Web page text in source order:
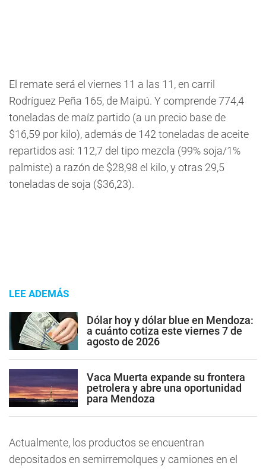
El remate será el viernes 11 a las 11, en carril
Rodríguez Peña 165, de Maipú. Y comprende 774,4
toneladas de maíz partido (a un precio base de
$16,59 por kilo), además de 142 toneladas de aceite
repartidos así: 112,7 del tipo mezcla (99% soja/1%
palmiste) a razón de $28,98 el kilo, y otras 29,5
toneladas de soja ($36,23).
LEE ADEMÁS
Dólar hoy y dólar blue en Mendoza:
a cuánto cotiza este viernes 7 de
agosto de 2026
Vaca Muerta expande su frontera
petrolera y abre una oportunidad
para Mendoza
Actualmente, los productos se encuentran
depositados en semirremolques y camiones en el